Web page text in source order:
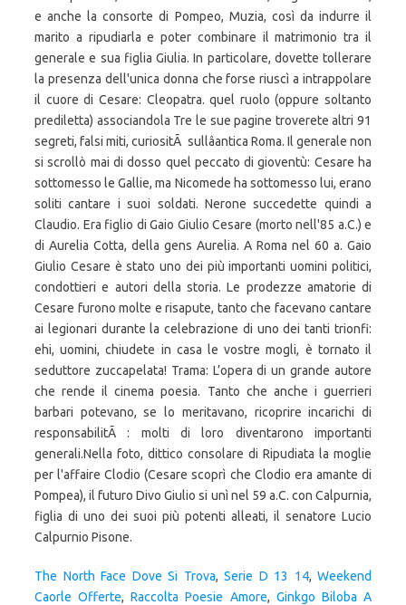
The North Face Dove Si Trova, Serie D 13 14, Weekend
Caorle Offerte,Raccolta Poesie Amore, Ginkgo Biloba A